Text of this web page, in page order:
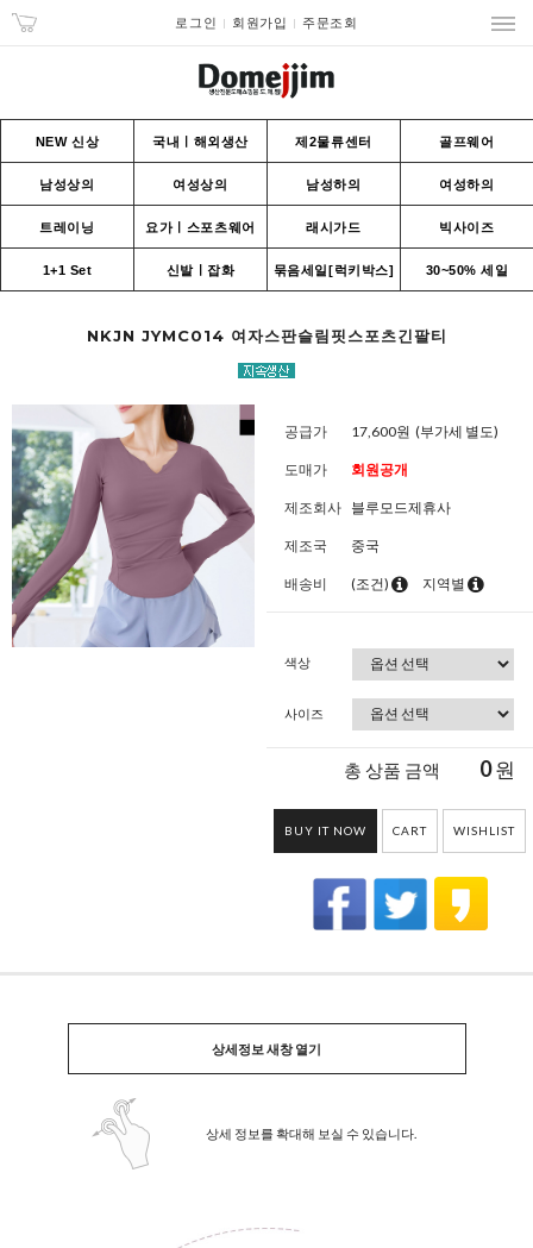
로그인 회원가입 주문조회
NEW 신상 국내ㅣ해외생산 제2물류센터 골프웨어
남성상의 여성상의 남성하의 여성하의
트레이닝 요가ㅣ스포츠웨어 래시가드 빅사이즈
1+1 Set 신발ㅣ잡화 묶음세일[럭키박스] 30~50% 세일
NKJN JYMC014 여자스판슬림핏스포츠긴팔티
공급가 17,600원 (부가세 별도)
도매가 회원공개
제조회사 블루모드제휴사
제조국 중국
배송비 (조건) 지역별
색상
사이즈
총 상품 금액 0원
BUY IT NOW CART WISHLIST
상세정보 새창 열기
상세 정보를 확대해 보실 수 있습니다.